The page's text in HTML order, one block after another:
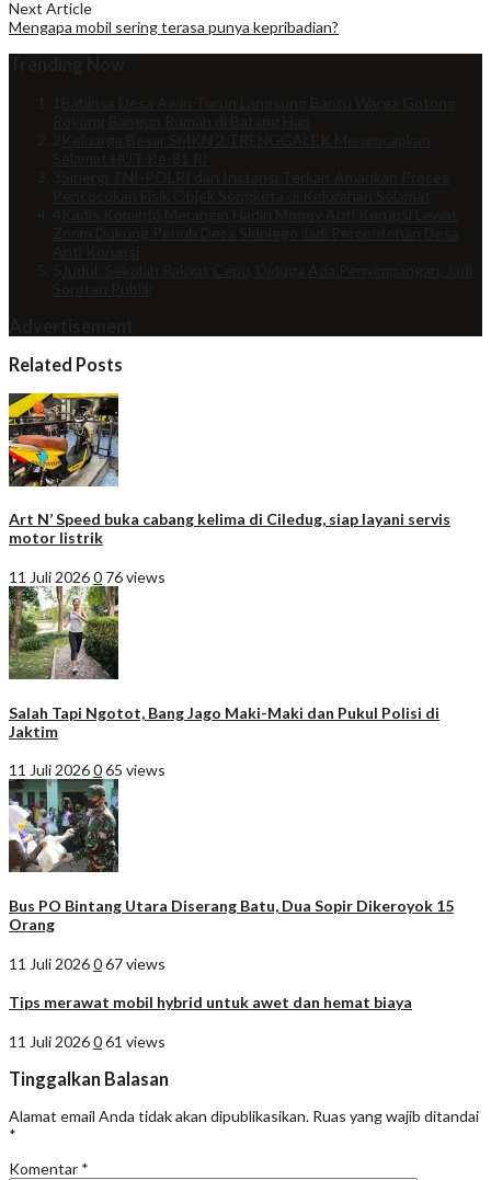
Next Article
Mengapa mobil sering terasa punya kepribadian?
Related Posts
Art N’ Speed buka cabang kelima di Ciledug, siap layani servis
motor listrik
11 Juli 20260 76 views
Salah Tapi Ngotot, Bang Jago Maki-Maki dan Pukul Polisi di
Jaktim
11 Juli 2026065 views
Bus PO Bintang Utara Diserang Batu, Dua Sopir Dikeroyok 15
Orang
11 Juli 2026067 views
Tips merawat mobil hybrid untuk awet dan hemat biaya
11 Juli 2026061 views
Tinggalkan Balasan
Alamat email Anda tidak akan dipublikasikan. Ruas yang wajib ditandai
*
Komentar *